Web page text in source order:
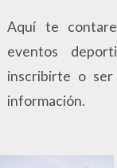
Aquí te
eventos
inscribirte o
información.